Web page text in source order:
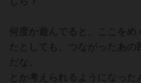
何度か遊んでると、ここをめ
たとしても、つながったあの
だな。
とか考えられるようになった